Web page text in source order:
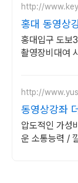
http://
홍대 동영상
홍대입구 도보
촬영장비대여
http://
동영상강좌
압도적인 가성
운 소통능력 /